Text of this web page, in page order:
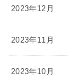
2023年12月
2023年11月
2023年10月